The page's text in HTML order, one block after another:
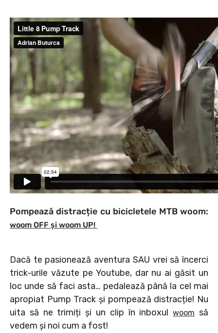
Pompează distracție cu bicicletele MTB woom:
woom OFF și woom UP!
Dacă te pasionează aventura SAU vrei să încerci
trick-urile văzute pe Youtube, dar nu ai găsit un
loc unde să faci asta… pedalează până la cel mai
apropiat Pump Track și pompează distracție! Nu
uita să ne trimiți și un clip în inboxulwoom să
vedem și noi cum a fost!